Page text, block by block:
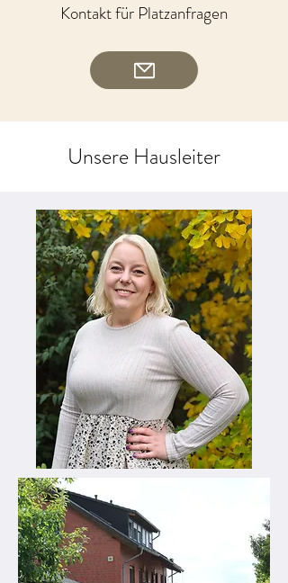
Kontakt für Platzanfragen
Unsere Hausleiter